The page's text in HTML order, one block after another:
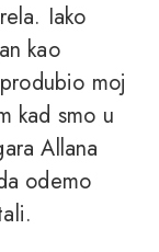
Iako
kao
moj
kad smo u
Allana
odemo